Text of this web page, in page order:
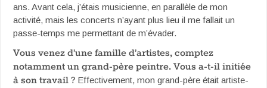
ans. Avant cela, j’étais musicienne, en parallèle de mon
activité, mais les concerts n’ayant plus lieu il me fallait un
passe-temps me permettant de m’évader.
Vous venez d’une famille d’artistes, comptez
notamment un grand-père peintre. Vous a-t-il initiée
à son travail ? Effectivement, mon grand-père était artiste-